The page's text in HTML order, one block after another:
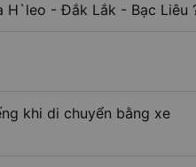
H`leo - Đắk Lắk - Bạc Liêu
khi di chuyển bằng xe